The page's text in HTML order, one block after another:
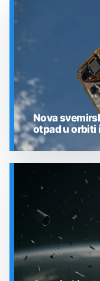
Nova
otpad u orbiti